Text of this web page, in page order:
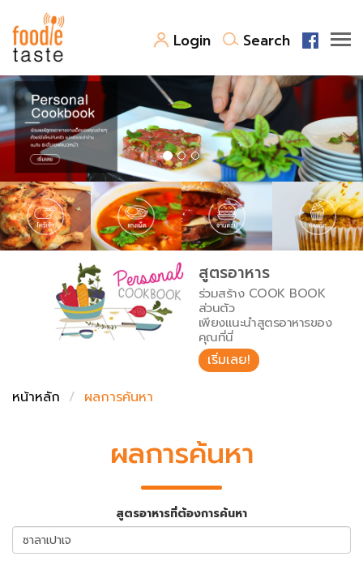
Login Search
สูตรอาหาร
สูตรอาหารล่าสุด
Top Foodie
พาไปชิม
สารพันก้นครัว
เคล็ดลับน่ารู้
เปรียบเทียบหน่วยการตวง
เปรียบเทียบอุณหภูมิ
เปรียบเทียบน้ำหนักวัตถุดิบ
FoodPedia
สร้าง Cookbook
สูตรอาหาร
ร่วมสร้าง COOK BOOK
ส่วนตัว
เพียงแนะนำสูตรอาหารของ
คุณที่นี่
เริ่มเลย!
หน้าหลัก
ผลการค้นหา
ผลการค้นหา
สูตรอาหารที่ต้องการค้นหา